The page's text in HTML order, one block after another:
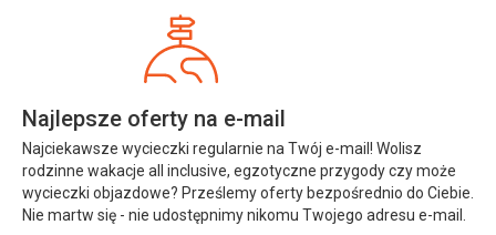
Najlepsze oferty na e-mail
Najciekawsze wycieczki regularnie na Twój e-mail! Wolisz
rodzinne wakacje all inclusive, egzotyczne przygody czy może
wycieczki objazdowe? Prześlemy oferty bezpośrednio do Ciebie.
Nie martw się - nie udostępnimy nikomu Twojego adresu e-mail.